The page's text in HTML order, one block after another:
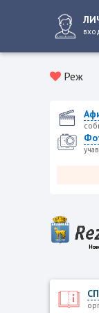
Реж